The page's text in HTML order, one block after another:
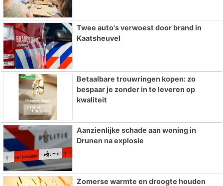
Twee auto's verwoest door brand in
Kaatsheuvel
Betaalbare trouwringen kopen: zo
bespaar je zonder in te leveren op
kwaliteit
Aanzienlijke schade aan woning in
Drunen na explosie
Zomerse warmte en droogte houden